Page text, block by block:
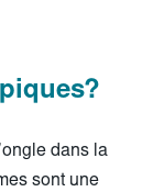
dans la
sont une